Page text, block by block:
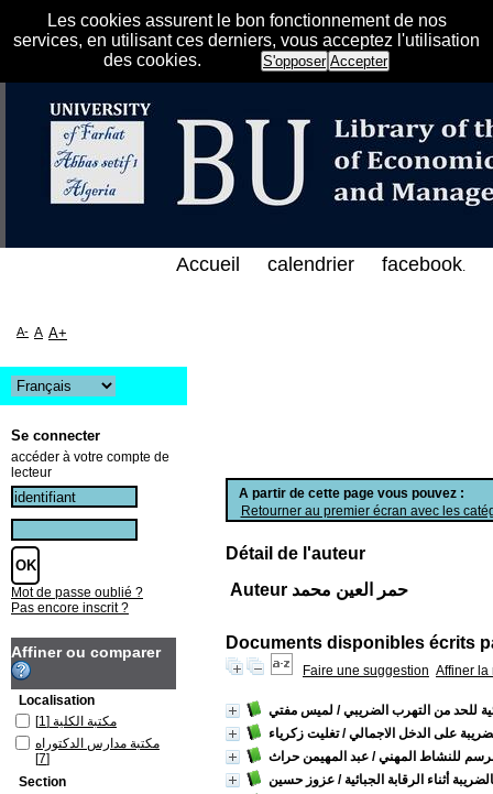
Les cookies assurent le bon fonctionnement de nos
services, en utilisant ces derniers, vous acceptez l'utilisation
des cookies.
S'opposer Accepter
الإلكتروني على الخط المباشر لمكتبة كلية
A partir de cette page vous pouvez :
Retourner au premier écran avec les
Détail de l'auteur
Auteur حمر العين محمد
Documents disponibles écrits
Faire une suggestion Affiner la
للحد من التهرب الضريبي/ لميس مفتي
على الدخل الاجمالي/ تغليت زكرياء
للنشاط المهني/ عبد المهيمن حراث
أثناء الرقابة الجبائية / عزوز حسين
Accueil calendrier facebook.
A- A A+
Se connecter
accéder à votre compte de
lecteur
Mot de passe oublié ?
Pas encore inscrit ?
Affiner ou comparer
Localisation
مكتبة الكلية [1]
مكتبة مدارس الدكتوراه
[7]
Section